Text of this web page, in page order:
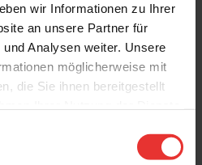
wir Informationen zu Ihrer
an unsere Partner für
Analysen weiter. Unsere
möglicherweise mit
die Sie ihnen bereitgestellt